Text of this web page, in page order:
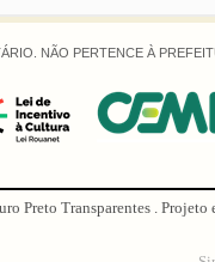
NÃO PERTENCE À
Preto Transparentes . Projeto